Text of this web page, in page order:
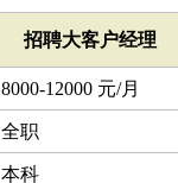
招聘大客户经理
8000-12000 元/月
1人
全职
-
本科